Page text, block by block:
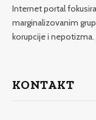
Internet portal
marginalizovanim
korupcije i nepotizma.
KONTAKT